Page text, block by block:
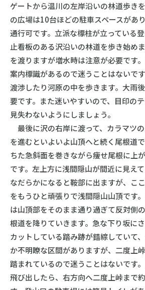
ゲートから温川の左岸沿いの林道歩き
の広場は10台ほどの駐車スペースがあ
通行可です。立派な標柱が立っている
止看板のある沢沿いの林道を歩き始め
を渡りますが増水時は注意が必要です
案内標識があるので迷うことはないで
渡渉したり河原の中を歩きます。大雨
要です。また迷いやすいので、目印の
見失わないようにしましょう。
最後に沢の右岸に渡って、カラマツ
を進むといよいよ山頂へと続く尾根道
ちた急斜面を巻きながら痩せ尾根に上
です。左上方に浅間隠山が間近に見え
なだらかになると鞍部に出ますが、こ
をもうひと頑張りで浅間隠山山頂です
は山頂部をそのまま通り過ぎて反対側
根道を降りていきます。急な下り坂に
カットしている踏み跡が錯綜していて
か不明瞭な区間がありますが、二度上
踏まれているので迷うことはないです
飛び出したら、右方向へ二度上峠まで